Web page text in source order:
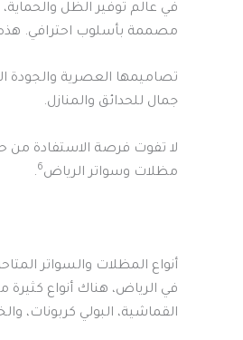
في عالم توفير الظل
مصممة بأسلوب احترافي. هذه
تصاميمها العصرية والجودة
جمال للحدائق والمنازل.
لا تفوت فرصة الاستفادة من
مظلات وسواتر الرياض6
.
أنواع المظلات والسواتر
في الرياض، هناك أنواع
القماشية، البولي كربونات،